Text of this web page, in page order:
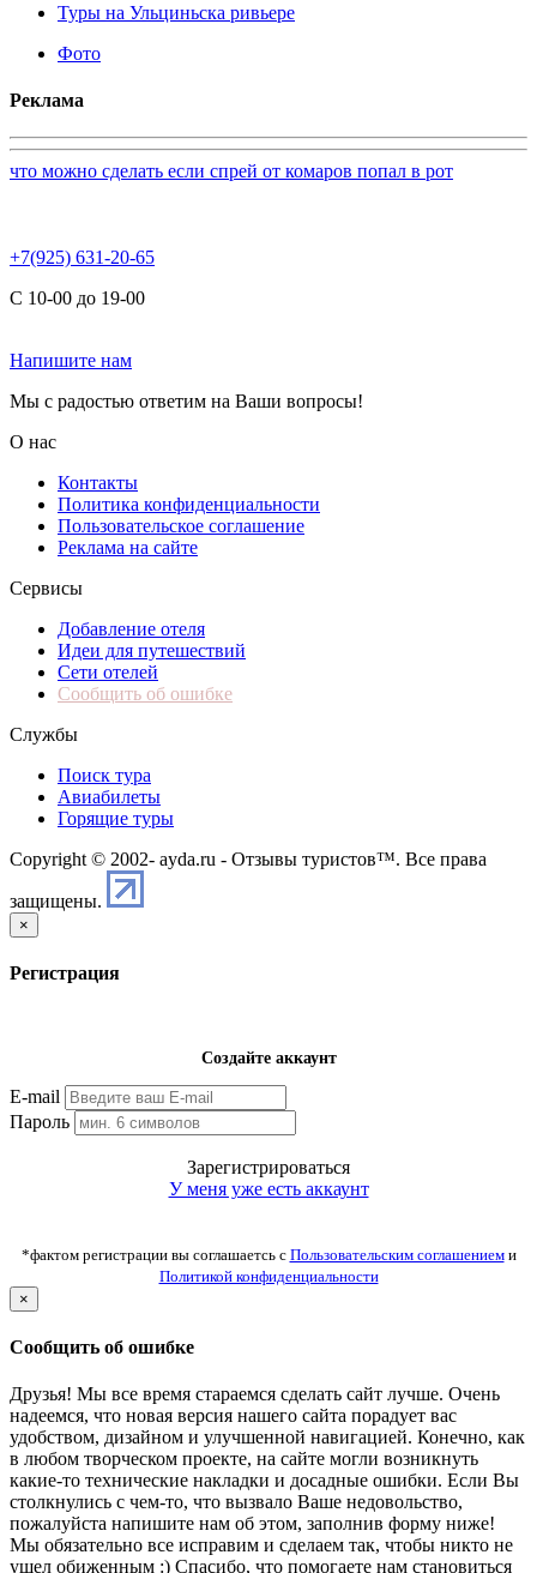
Туры на Ульциньска ривьере
Фото
Реклама
что можно сделать если спрей от комаров попал в рот
+7(925) 631-20-65
С 10-00 до 19-00
Напишите нам
Мы с радостью ответим на Ваши вопросы!
О нас
Контакты
Политика конфиденциальности
Пользовательское соглашение
Реклама на сайте
Сервисы
Добавление отеля
Идеи для путешествий
Сети отелей
Сообщить об ошибке
Службы
Поиск тура
Авиабилеты
Горящие туры
Copyright © 2002- ayda.ru - Отзывы туристов™. Все права
защищены.
×
Регистрация
Создайте аккаунт
E-mail
Пароль
Зарегистрироваться
У меня уже есть аккаунт
*фактом регистрации вы соглашаетсь с Пользовательским соглашениеми
Политикой конфиденциальности
×
Сообщить об ошибке
Друзья! Мы все время стараемся сделать сайт лучше. Очень
надеемся, что новая версия нашего сайта порадует вас
удобством, дизайном и улучшенной навигацией. Конечно, как
в любом творческом проекте, на сайте могли возникнуть
какие-то технические накладки и досадные ошибки. Если Вы
столкнулись с чем-то, что вызвало Ваше недовольство,
пожалуйста напишите нам об этом, заполнив форму ниже!
Мы обязательно все исправим и сделаем так, чтобы никто не
ушел обиженным :) Спасибо, что помогаете нам становиться